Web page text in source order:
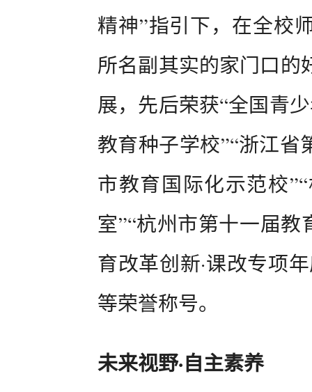
精神”指引下，在全校
所名副其实的家门口的
展，先后荣获“全国青
教育种子学校”“浙江省
市教育国际化示范校
室”“杭州市第十一届教
育改革创新·课改专项
等荣誉称号。
未来视野·自主素养